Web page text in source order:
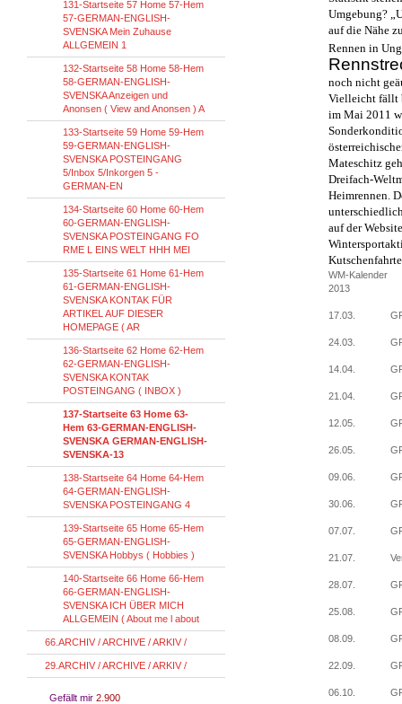
Umgebung?
auf die Nähe
Rennen in
noch nicht
Vielleicht fällt
im Mai 2011
Mateschitz
Dreifach-
Heimrennen.
auf der
WM-Kalender
2013
17.03.
24.03.
14.04.
21.04.
12.05.
26.05.
09.06.
30.06.
07.07.
21.07.
28.07.
25.08.
08.09.
22.09.
06.10.
131-Startseite 57 Home 57-Hem
57-GERMAN-ENGLISH-
SVENSKA Mein Zuhause
ALLGEMEIN 1
132-Startseite 58 Home 58-Hem
58-GERMAN-ENGLISH-
SVENSKA Anzeigen und
Anonsen ( View and Anonsen ) A
133-Startseite 59 Home 59-Hem
59-GERMAN-ENGLISH-
SVENSKA POSTEINGANG
5/Inbox 5/Inkorgen 5 -
GERMAN-EN
134-Startseite 60 Home 60-Hem
60-GERMAN-ENGLISH-
SVENSKA POSTEINGANG FO
RME L EINS WELT HHH MEI
135-Startseite 61 Home 61-Hem
61-GERMAN-ENGLISH-
SVENSKA KONTAK FÜR
ARTIKEL AUF DIESER
HOMEPAGE ( AR
136-Startseite 62 Home 62-Hem
62-GERMAN-ENGLISH-
SVENSKA KONTAK
POSTEINGANG ( INBOX )
137-Startseite 63 Home 63-
Hem 63-GERMAN-ENGLISH-
SVENSKA GERMAN-ENGLISH-
SVENSKA-13
138-Startseite 64 Home 64-Hem
64-GERMAN-ENGLISH-
SVENSKA POSTEINGANG 4
139-Startseite 65 Home 65-Hem
65-GERMAN-ENGLISH-
SVENSKA Hobbys ( Hobbies )
140-Startseite 66 Home 66-Hem
66-GERMAN-ENGLISH-
SVENSKA ICH ÜBER MICH
ALLGEMEIN ( About me l about
66.ARCHIV / ARCHIVE / ARKIV /
29.ARCHIV / ARCHIVE / ARKIV /
Gefällt mir 2.900